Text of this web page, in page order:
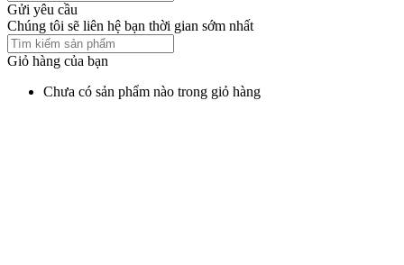
Gửi yêu cầu
Chúng tôi sẽ liên hệ bạn thời gian sớm nhất
Giỏ hàng của bạn
Chưa có sản phẩm nào trong giỏ hàng